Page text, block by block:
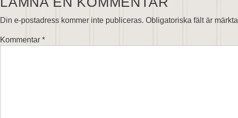
Din e-postadress kommer inte publiceras. Obligatoriska fält är märkta
Kommentar *